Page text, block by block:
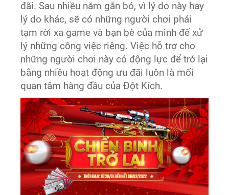
đãi. Sau nhiều năm gắn bó, vì lý do này hay
lý do khác, sẽ có những người chơi phải
tạm rời xa game và bạn bè của mình để xử
lý những công việc riêng. Việc hỗ trợ cho
những người chơi này có động lực để trở lại
bằng nhiều hoạt động ưu đãi luôn là mối
quan tâm hàng đầu của Đột Kích.